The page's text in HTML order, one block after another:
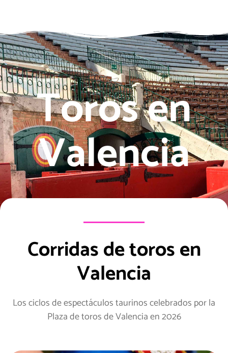
Toros en
Valencia
Corridas de toros en
Valencia
Los ciclos de espectáculos taurinos celebrados por la
Plaza de toros de Valencia en 2026